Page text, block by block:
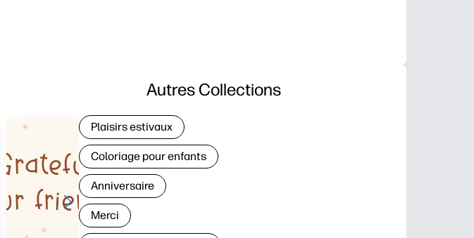
Autres Collections
Plaisirs estivaux
Coloriage pour enfants
Anniversaire
Merci